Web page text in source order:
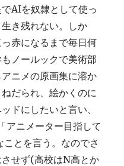
AIを奴隷として使っ
き残れない。しか
赤になるまで毎日何
ノールックで美術部
ニメの原画集に溶か
だられ、絵かくのに
ドにしたいと言い、
アニメーター目指して
とを言う。なのでさ
せず(高校はN高とか